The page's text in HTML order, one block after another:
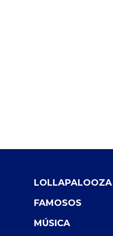
LOLLAPALOOZA
FAMOSOS
MÚSICA